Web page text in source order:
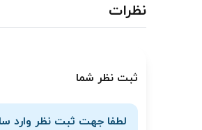
نظرات
ثبت نظر شما
لطفا جهت ثبت نظر وارد